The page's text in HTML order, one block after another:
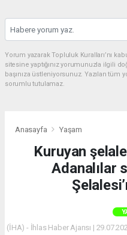
Yorum yazarak Topluluk Kuralları’nı
sitesine yaptığınız yorumunuzla ilgili
başınıza üstleniyorsunuz. Yazılan
sorumlu tutulamaz.
Anasayfa Yaşam
Kuruyan
Adanalılar
(İHA) - İhlas Haber Ajansı |